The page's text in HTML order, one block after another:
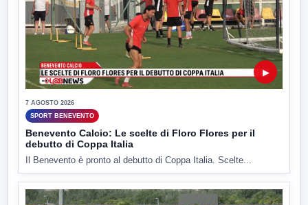
▶
7 AGOSTO 2026
SPORT BENEVENTO
Benevento Calcio: Le scelte di Floro Flores per il
debutto di Coppa Italia
Il Benevento è pronto al debutto di Coppa Italia. Scelte...